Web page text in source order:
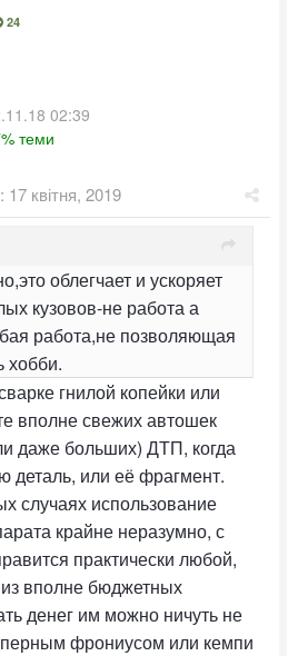
24
02:39
теми
17 квітня, 2019
облегчает и ускоряет
кузовов-не работа а
работа,не позволяющая
хобби.
гнилой копейки или
вполне свежих автошек
даже больших) ДТП, когда
деталь, или её фрагмент.
случаях использование
крайне неразумно, с
практически любой,
вполне бюджетных
денег им можно ничуть не
фрониусом или кемпи